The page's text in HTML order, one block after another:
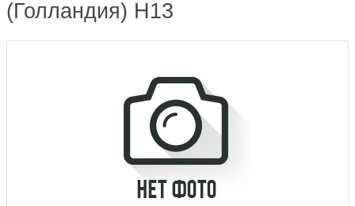
(Голландия) Н13